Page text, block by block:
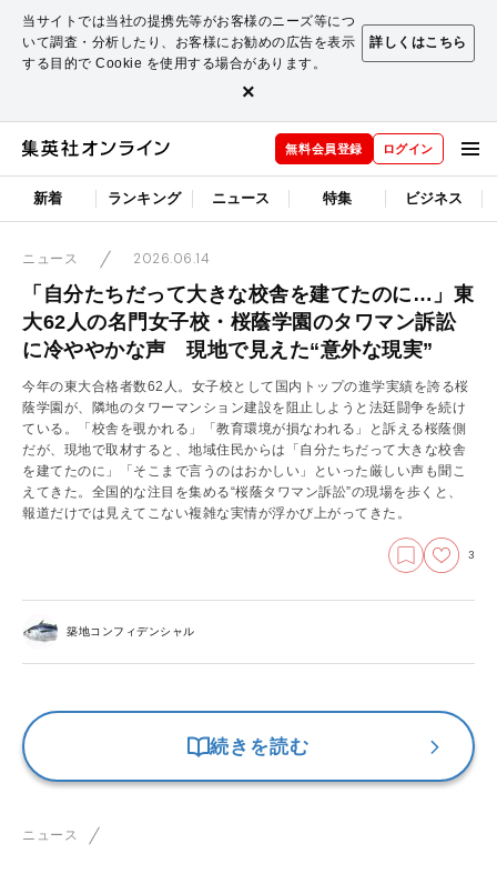
当サイトでは当社の提携先等がお客様のニーズ等につ
いて調査・分析したり、お客様にお勧めの広告を表示
する目的で Cookie を使用する場合があります。
詳しくはこちら
×
無料会員登録 ログイン
新着 ランキング ニュース 特集 ビジネス
ニュース 2026.06.14
「自分たちだって大きな校舎を建てたのに…」東
大62人の名門女子校・桜蔭学園のタワマン訴訟
に冷ややかな声 現地で見えた“意外な現実”
今年の東大合格者数62人。女子校として国内トップの進学実績を誇る桜
蔭学園が、隣地のタワーマンション建設を阻止しようと法廷闘争を続け
ている。「校舎を覗かれる」「教育環境が損なわれる」と訴える桜蔭側
だが、現地で取材すると、地域住民からは「自分たちだって大きな校舎
を建てたのに」「そこまで言うのはおかしい」といった厳しい声も聞こ
えてきた。全国的な注目を集める“桜蔭タワマン訴訟”の現場を歩くと、
報道だけでは見えてこない複雑な実情が浮かび上がってきた。
3
築地コンフィデンシャル
続きを読む
ニュース